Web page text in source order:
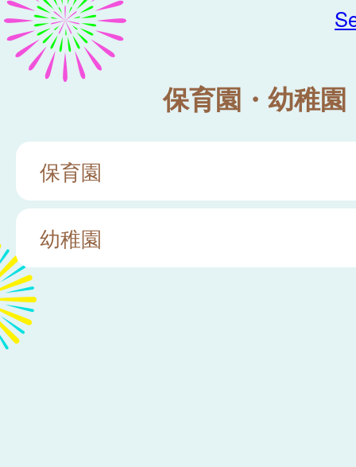
保育園・幼稚園
保育園
幼稚園